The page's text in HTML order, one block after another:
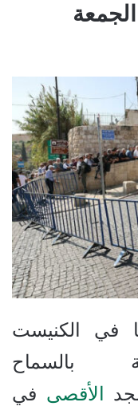
وزراء و13 نائبا في الكنيست
بالسماح
الأقصى في